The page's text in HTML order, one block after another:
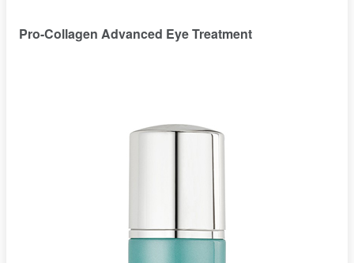
Pro-Collagen Advanced Eye Treatment